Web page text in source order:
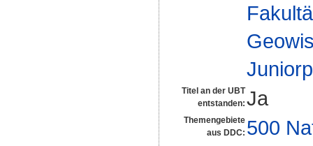
Titel an der UBT
entstanden: Ja
Themengebiete
aus DDC: 500